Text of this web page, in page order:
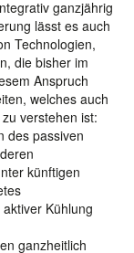
ganzjährig
lässt es auch
Technologien,
die bisher im
Anspruch
welches auch
verstehen ist:
des passiven
künftigen
Kühlung
ganzheitlich